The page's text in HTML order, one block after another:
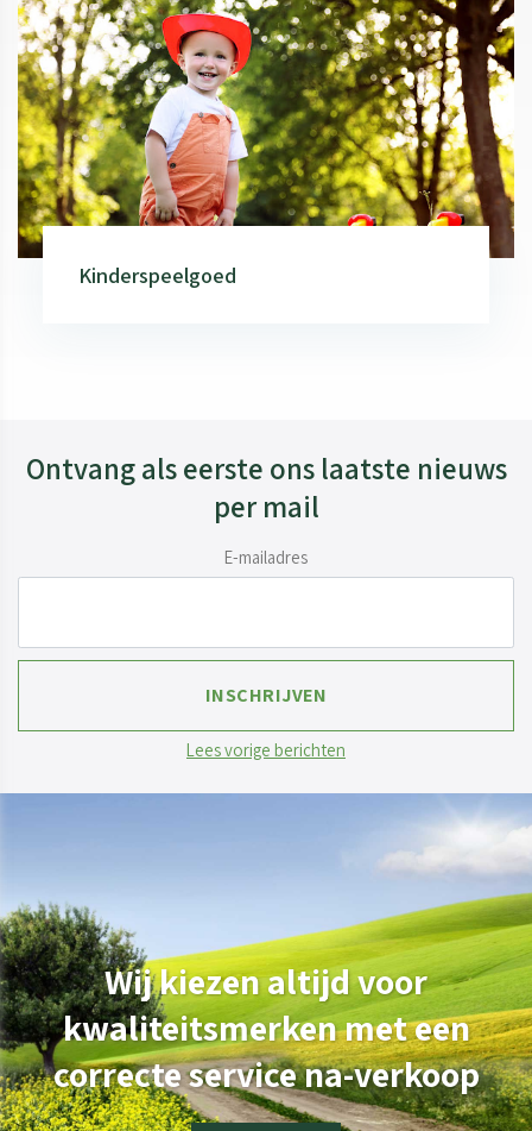
Kinderspeelgoed
Ontvang als eerste ons laatste nieuws
per mail
E-mailadres
Lees vorige berichten
Wij kiezen altijd voor
kwaliteitsmerken met een
correcte service na-verkoop